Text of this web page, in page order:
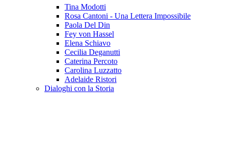
Tina Modotti
Rosa Cantoni - Una Lettera Impossibile
Paola Del Din
Fey von Hassel
Elena Schiavo
Cecilia Deganutti
Caterina Percoto
Carolina Luzzatto
Adelaide Ristori
Dialoghi con la Storia